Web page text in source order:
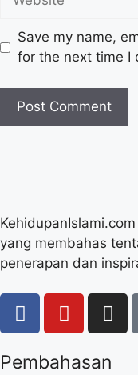
Save my name,
for the next time I
yang membahas
penerapan dan
Pembahasan